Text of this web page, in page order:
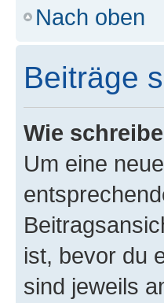
Nach oben
Beiträge
Wie
Um eine
ist, bevor du
sind jeweils